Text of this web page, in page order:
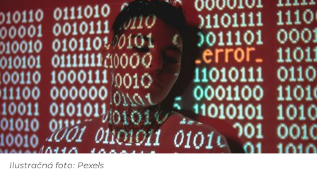
Ilustračná foto: Pexels